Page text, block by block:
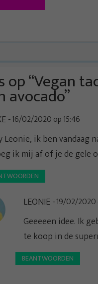
op “Vegan
avocado”
16/02/2020 op 15:46
Leonie, ik ben vandaag
ik mij af of je de gele
LEONIE 19/02/2020
Geeeeen idee. Ik
te koop in de
BEANTWOORDEN